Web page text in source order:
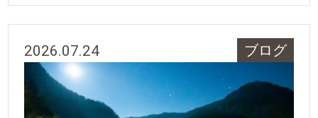
2026.07.24 ブログ